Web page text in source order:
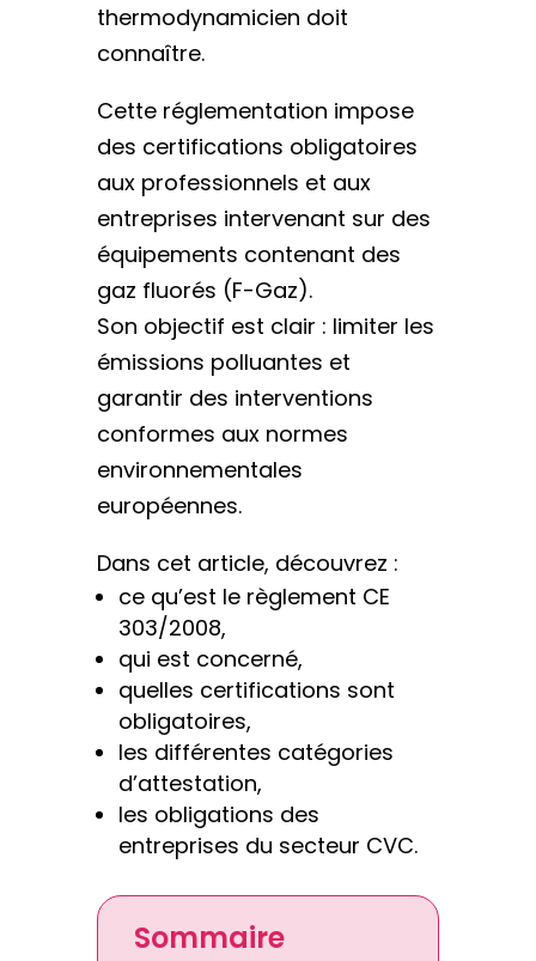
thermodynamicien doit
connaître.
Cette réglementation impose
des certifications obligatoires
aux professionnels et aux
entreprises intervenant sur des
équipements contenant des
gaz fluorés (F-Gaz).
Son objectif est clair : limiter les
émissions polluantes et
garantir des interventions
conformes aux normes
environnementales
européennes.
Dans cet article, découvrez :
ce qu’est le règlement CE
303/2008,
qui est concerné,
quelles certifications sont
obligatoires,
les différentes catégories
d’attestation,
les obligations des
entreprises du secteur CVC.
Sommaire